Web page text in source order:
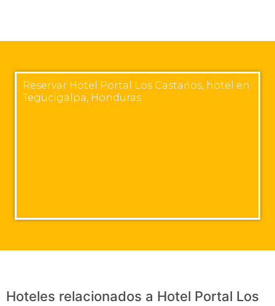
Reservar Hotel Portal Los Castańos, hotel en
Tegucigalpa, Honduras
Hoteles relacionados a Hotel Portal Los